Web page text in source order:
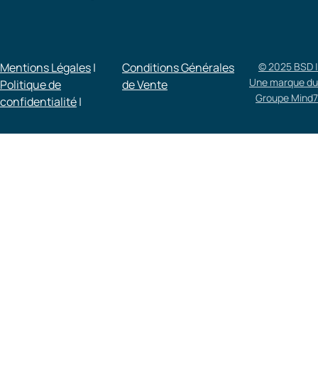
Mentions Légales|
Politique de
confidentialité|
Conditions Générales
de Vente​
© 2025 BSD |
Une marque du
Groupe Mind7